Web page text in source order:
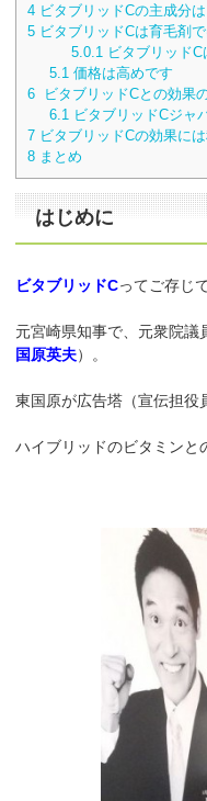
4 ビタブリッドCの主成分
5 ビタブリッドCは育毛剤
5.0.1 ビタブリッド
5.1 価格は高めです
6 ビタブリッドCとの効果
6.1 ビタブリッドCジャ
7 ビタブリッドCの効果に
8 まとめ
はじめに
ビタブリッドCってご存じ
元宮崎県知事で、元衆院議
国原英夫）。
東国原が広告塔（宣伝担役
ハイブリッドのビタミンと